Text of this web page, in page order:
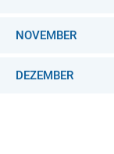
NOVEMBER
DEZEMBER